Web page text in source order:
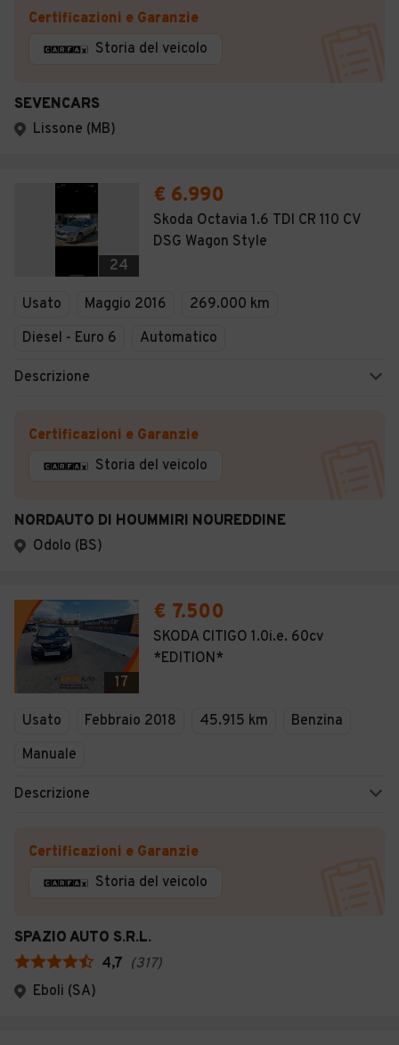
Certificazioni e Garanzie
Storia del veicolo
SEVENCARS
Lissone (MB)
24
€ 6.990
Skoda Octavia 1.6 TDI CR 110 CV
DSG Wagon Style
Usato Maggio 2016
269.000 km
Diesel - Euro 6
Automatico
Descrizione
Certificazioni e Garanzie
Storia del veicolo
NORDAUTO DI HOUMMIRI NOUREDDINE
Odolo (BS)
17
€ 7.500
SKODA CITIGO 1.0i.e. 60cv
*EDITION*
Usato Febbraio 2018 45.915 km
Benzina
Manuale
Descrizione
Certificazioni e Garanzie
Storia del veicolo
SPAZIO AUTO S.R.L.
4,7 (317)
Eboli (SA)